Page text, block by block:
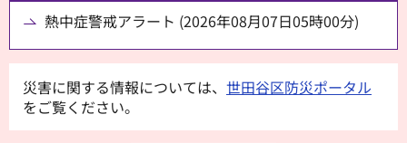
熱中症警戒アラート (2026年08月07日05時00分)
災害に関する情報については、 世田谷区防災ポータル
をご覧ください。